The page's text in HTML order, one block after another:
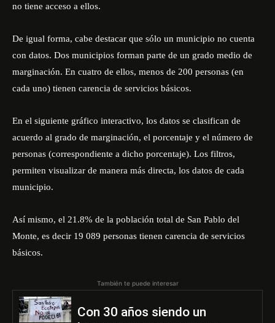
no tiene acceso a ellos.
De igual forma, cabe destacar que sólo un municipio no cuenta
con datos. Dos municipios forman parte de un grado medio de
marginación. En cuatro de ellos, menos de 200 personas (en
cada uno) tienen carencia de servicios básicos.
En el siguiente gráfico interactivo, los datos se clasifican de
acuerdo al grado de marginación, el porcentaje y el número de
personas (correspondiente a dicho porcentaje). Los filtros,
permiten visualizar de manera más directa, los datos de cada
municipio.
Así mismo, el 21.8% de la población total de San Pablo del
Monte, es decir 19 089 personas tienen carencia de servicios
básicos.
También te puede interesar
Con 30 años siendo un